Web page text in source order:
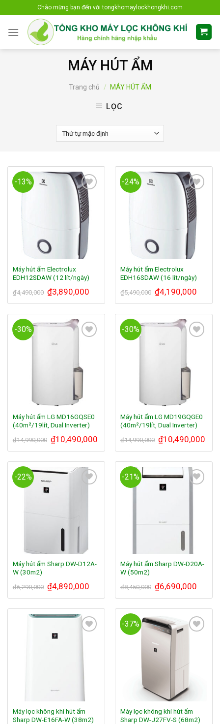
content
Chào mừng bạn đến với tongkhomaylockhongkhi.com
MÁY HÚT ẨM
Trang chủ / MÁY HÚT ẨM
LỌC
-13%
Add to
Wishlist
Máy hút ẩm Electrolux
EDH12SDAW (12 lít/ngày)
₫4,490,000 ₫3,890,000
-24%
Add to
Wishlist
Máy hút ẩm Electrolux
EDH16SDAW (16 lít/ngày)
₫5,490,000 ₫4,190,000
-30%
Máy hút ẩm LG MD16GQSE0
(40m²/19lít, Dual Inverter)
₫14,990,000 ₫10,490,000
-30%
Máy hút ẩm LG MD19GQGE0
(40m²/19lít, Dual Inverter)
₫14,990,000 ₫10,490,000
-22%
Máy hút ẩm Sharp DW-D12A-
W (30m2)
₫6,290,000 ₫4,890,000
-21%
Máy hút ẩm Sharp DW-D20A-
W (50m2)
₫8,450,000 ₫6,690,000
Máy lọc không khí hút ẩm
Sharp DW-E16FA-W (38m2)
-37%
Máy lọc không khí hút ẩm
Sharp DW-J27FV-S (68m2)